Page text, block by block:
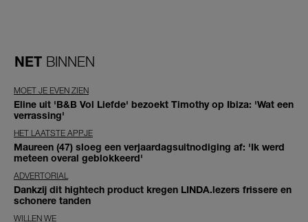
NET BINNEN
MOET JE EVEN ZIEN
Eline uit 'B&B Vol Liefde' bezoekt Timothy op Ibiza: 'Wat een
verrassing'
HET LAATSTE APPJE
Maureen (47) sloeg een verjaardagsuitnodiging af: 'Ik werd
meteen overal geblokkeerd'
ADVERTORIAL
Dankzij dit hightech product kregen LINDA.lezers frissere en
schonere tanden
WILLEN WE